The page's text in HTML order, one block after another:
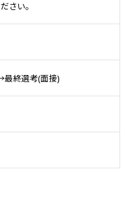
さい。
終選考(面接)